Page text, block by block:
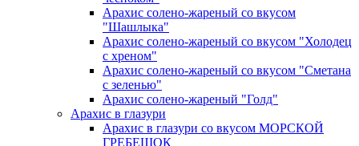
Арахис солено-жареный со вкусом
"Шашлыка"
Арахис солено-жареный со вкусом "Холодец
с хреном"
Арахис солено-жареный со вкусом "Сметана
с зеленью"
Арахис солено-жареный "Голд"
Арахис в глазури
Арахис в глазури со вкусом МОРСКОЙ
ГРЕБЕШОК